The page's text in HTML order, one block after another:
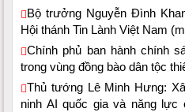
Bộ trưởng Nguyễn Đình
Hội thánh Tin Lành Việt Nam
Chính phủ ban hành chính
trong vùng đồng bào dân tộc
Thủ tướng Lê Minh Hưng:
ninh AI quốc gia và năng lực